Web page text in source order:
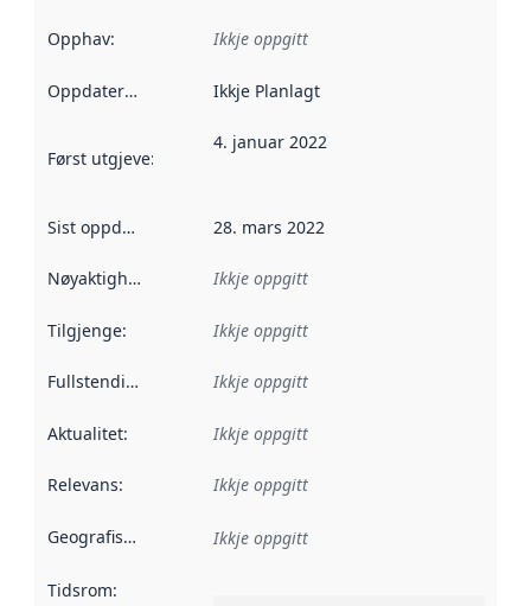
Opphav: Ikkje oppgitt
Oppdateringsfrekvens :
Ikkje Planlagt
Først utgjeve: Denne datoen seier når dataa i dette
4. januar 2022
Sist oppdatert 28. mars 2022
Nøyaktigheit Ikkje oppgitt
Tilgjenge: Ikkje oppgitt
Fullstendigheit Ikkje oppgitt
Aktualitet: Ikkje oppgitt
Relevans: Ikkje oppgitt
Geografisk område Ikkje oppgitt
Tidsrom: